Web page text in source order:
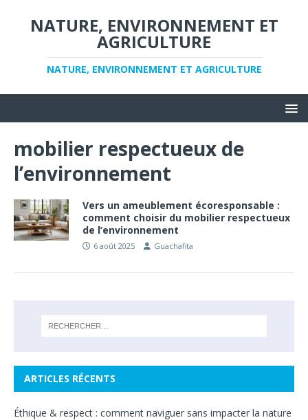
NATURE, ENVIRONNEMENT ET
AGRICULTURE
NATURE, ENVIRONNEMENT ET AGRICULTURE
mobilier respectueux de
l’environnement
Vers un ameublement écoresponsable :
comment choisir du mobilier respectueux
de l’environnement
6 août 2025 Guachafita
ARTICLES RÉCENTS
Éthique & respect : comment naviguer sans impacter la nature